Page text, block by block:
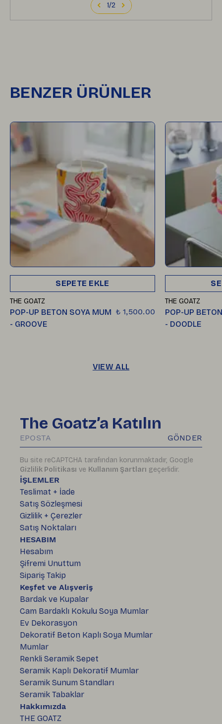
1/2
BENZER ÜRÜNLER
SEPETE EKLE
THE GOATZ
POP-UP BETON SOYA MUM
- GROOVE
₺ 1,500.00
THE GOATZ
POP-UP
- DOODLE
VIEW ALL
İŞLEMLER
Teslimat + İade
Satış Sözleşmesi
Gizlilik + Çerezler
Satış Noktaları
HESABIM
Hesabım
Şifremi Unuttum
Sipariş Takip
Keşfet ve Alışveriş
Bardak ve Kupalar
Cam Bardaklı Kokulu Soya Mumlar
Ev Dekorasyon
Dekoratif Beton Kaplı Soya Mumlar
Mumlar
Renkli Seramik Sepet
Seramik Kaplı Dekoratif Mumlar
Seramik Sunum Standları
Seramik Tabaklar
Hakkımızda
THE GOATZ
The Goatz’a Katılın
GÖNDER
Bu site reCAPTCHA tarafından korunmaktadır, Google
Gizlilik Politikası ve Kullanım Şartları geçerlidir.